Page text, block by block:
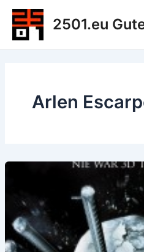
Zum
Inhalt
springen
2501.eu
Arlen